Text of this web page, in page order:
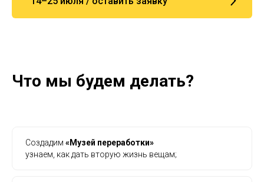
Что мы будем делать?
Создадим «Музей переработки»
узнаем, как дать вторую жизнь вещам;